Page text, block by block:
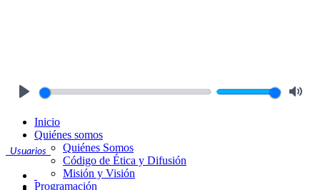
Usuarios
Inicio
Quiénes somos
Quiénes Somos
Código de Ética y Difusión
Misión y Visión
Programación